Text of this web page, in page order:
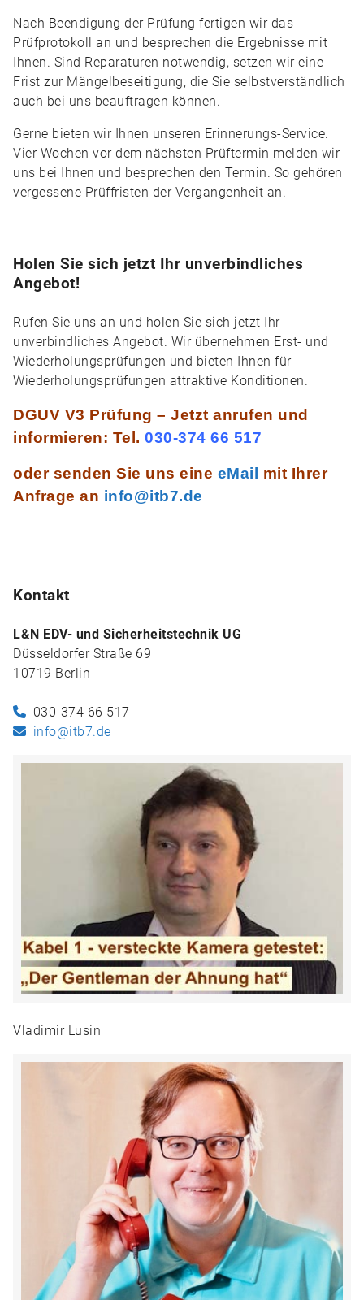
Nach Beendigung der Prüfung fertigen wir das
Prüfprotokoll an und besprechen die Ergebnisse mit
Ihnen. Sind Reparaturen notwendig, setzen wir eine
Frist zur Mängelbeseitigung, die Sie selbstverständlich
auch bei uns beauftragen können.
Gerne bieten wir Ihnen unseren Erinnerungs-Service.
Vier Wochen vor dem nächsten Prüftermin melden wir
uns bei Ihnen und besprechen den Termin. So gehören
vergessene Prüffristen der Vergangenheit an.
Holen Sie sich jetzt Ihr unverbindliches
Angebot!
Rufen Sie uns an und holen Sie sich jetzt Ihr
unverbindliches Angebot. Wir übernehmen Erst- und
Wiederholungsprüfungen und bieten Ihnen für
Wiederholungsprüfungen attraktive Konditionen.
DGUV V3 Prüfung – Jetzt anrufen und
informieren: Tel. 030-374 66 517
oder senden Sie uns eine eMail
mit Ihrer
Anfrage an info@itb7.de
Kontakt
L&N EDV- und Sicherheitstechnik UG
Düsseldorfer Straße 69
10719 Berlin
030-374 66 517
info@itb7.de
Vladimir Lusin